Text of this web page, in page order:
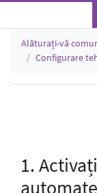
Alăturați-vă
Configurare
1.